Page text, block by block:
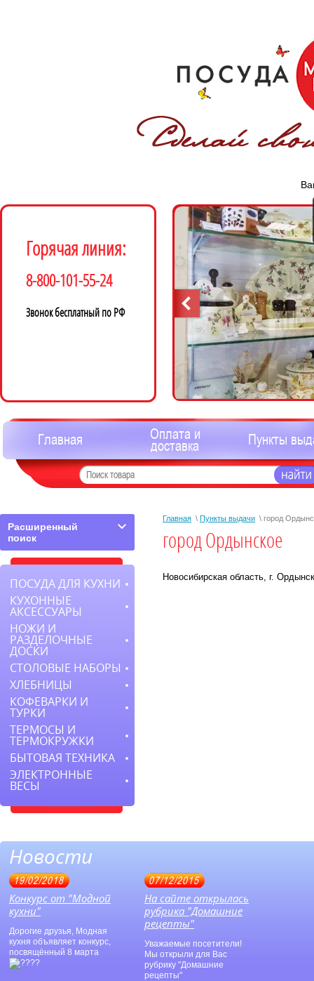
Горячая линия:
8-800-101-55-24
Звонок бесплатный по РФ
Главная Оплата и
доставка Пункты
Главная \ Пункты выдачи \ город
город Ордынское
Новосибирская область, г.
Расширенный
поиск
ПОСУДА ДЛЯ КУХНИ
КУХОННЫЕ
АКСЕССУАРЫ
НОЖИ И
РАЗДЕЛОЧНЫЕ
ДОСКИ
СТОЛОВЫЕ НАБОРЫ
ХЛЕБНИЦЫ
КОФЕВАРКИ И
ТУРКИ
ТЕРМОСЫ И
ТЕРМОКРУЖКИ
БЫТОВАЯ ТЕХНИКА
ЭЛЕКТРОННЫЕ
ВЕСЫ
Новости
19/02/2018
Конкурс от "Модной
кухни"
Дорогие друзья, Модная
кухня объявляет конкурс,
посвящённый 8 марта
07/12/2015
На сайте открылась
рубрика "Домашние
рецепты"
Уважаемые посетители!
Мы открыли для Вас
рубрику "Домашние
рецепты"